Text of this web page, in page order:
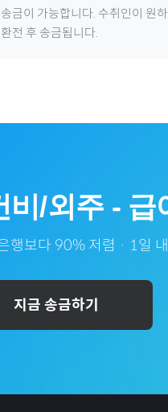
금이 가능합니다. 수취인이 원
전 후 송금됩니다.
비/외주 - 급
행보다 90% 저렴 · 1일
지금 송금하기